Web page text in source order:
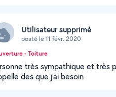
Utilisateur supprimé
posté le 11 févr. 2020
- Toiture
très sympathique et très
des que j'ai besoin